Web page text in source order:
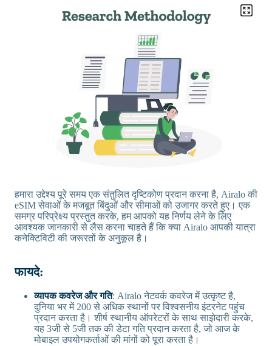
हमारा उद्देश्य पूरे समय एक संतुलित दृष्टिकोण प्रदान करना है, Airalo की
eSIM सेवाओं के मजबूत बिंदुओं और सीमाओं को उजागर करते हुए। एक
समग्र परिप्रेक्ष्य प्रस्तुत करके, हम आपको यह निर्णय लेने के लिए
आवश्यक जानकारी से लैस करना चाहते हैं कि क्या Airalo आपकी यात्रा
कनेक्टिविटी की जरूरतों के अनुकूल है।
फायदे:
व्यापक कवरेज और गति: Airalo नेटवर्क कवरेज में उत्कृष्ट है,
दुनिया भर में 200 से अधिक स्थानों पर विश्वसनीय इंटरनेट पहुंच
प्रदान करता है। शीर्ष स्थानीय ऑपरेटरों के साथ साझेदारी करके,
यह 3जी से 5जी तक की डेटा गति प्रदान करता है, जो आज के
मोबाइल उपयोगकर्ताओं की मांगों को पूरा करता है।